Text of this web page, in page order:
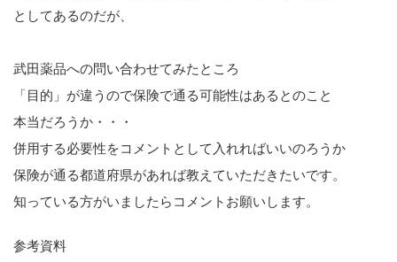
としてあるのだが、
武田薬品への問い合わせてみたところ
「目的」が違うので保険で通る可能性はあるとのこと
本当だろうか・・・
併用する必要性をコメントとして入れればいいのろうか
保険が通る都道府県があれば教えていただきたいです。
知っている方がいましたらコメントお願いします。
参考資料